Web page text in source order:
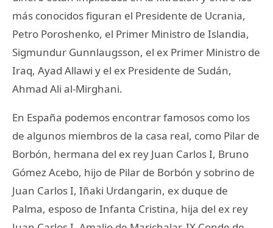
más conocidos figuran el Presidente de Ucrania,
Petro Poroshenko, el Primer Ministro de Islandia,
Sigmundur Gunnlaugsson, el ex Primer Ministro de
Iraq, Ayad Allawi y el ex Presidente de Sudán,
Ahmad Ali al-Mirghani.
En España podemos encontrar famosos como los
de algunos miembros de la casa real, como Pilar de
Borbón, hermana del ex rey Juan Carlos I, Bruno
Gómez Acebo, hijo de Pilar de Borbón y sobrino de
Juan Carlos I, Iñaki Urdangarin, ex duque de
Palma, esposo de Infanta Cristina, hija del ex rey